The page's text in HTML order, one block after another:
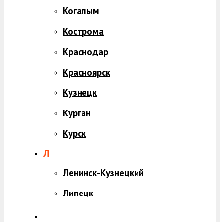
Когалым
Кострома
Краснодар
Красноярск
Кузнецк
Курган
Курск
Л
Ленинск-Кузнецкий
Липецк